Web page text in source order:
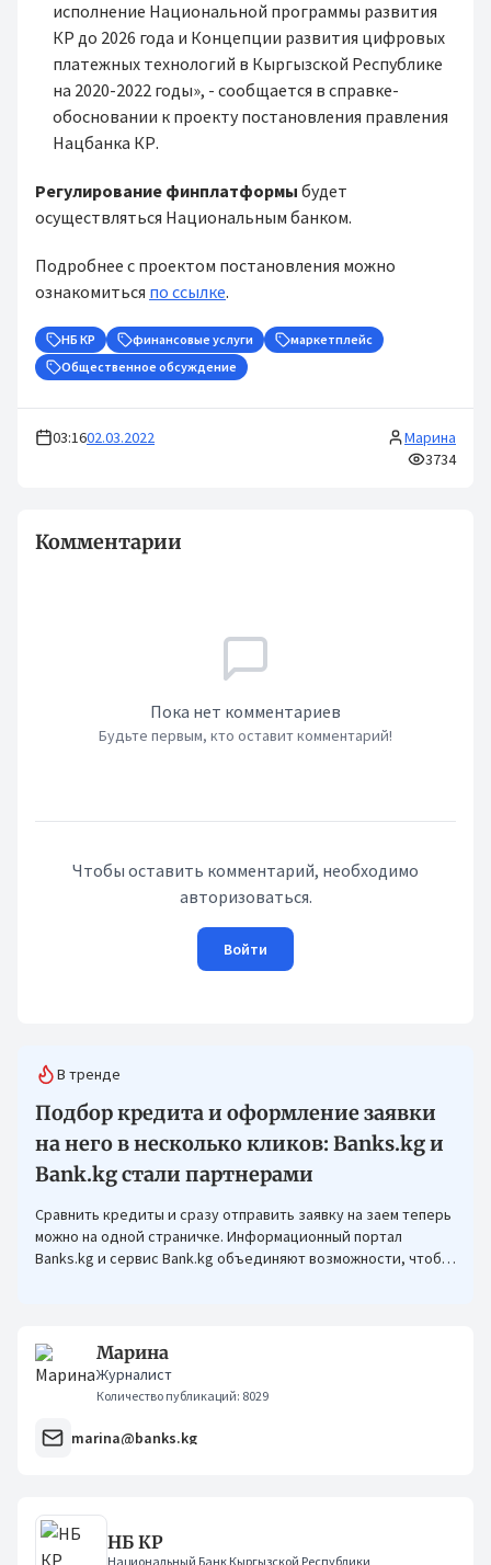
исполнение Национальной программы развития
КР до 2026 года и Концепции развития цифровых
платежных технологий в Кыргызской Республике
на 2020-2022 годы», - сообщается в справке-
обосновании к проекту постановления правления
Нацбанка КР.
Регулирование финплатформы будет
осуществляться Национальным банком.
Подробнее с проектом постановления можно
ознакомиться по ссылке.
НБ КР финансовые услуги
маркетплейс
Общественное обсуждение
03:1602.03.2022
Марина
3734
Комментарии
Пока нет комментариев
Будьте первым, кто оставит комментарий!
Чтобы оставить комментарий, необходимо
авторизоваться.
Войти
В тренде
Подбор кредита и оформление заявки
на него в несколько кликов: Banks.kg и
Bank.kg стали партнерами
Сравнить кредиты и сразу отправить заявку на заем теперь
можно на одной страничке. Информационный портал
Banks.kg и сервис Bank.kg объединяют возможности, чтобы
Марина
Журналист
Количество публикаций: 8029
marina@banks.kg
НБ КР
Национальный Банк Кыргызской Республики